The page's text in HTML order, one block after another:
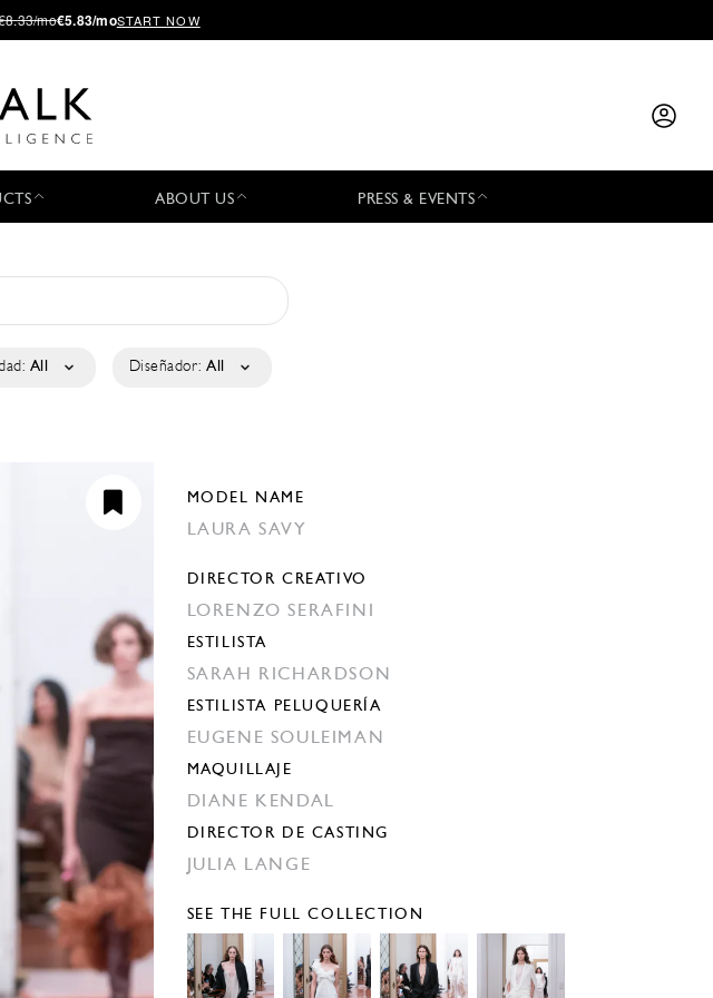
mo€5.83/moSTART NOW
ABOUT US PRESS & EVENTS
All Diseñador: All
MODEL NAME
LAURA SAVY
DIRECTOR CREATIVO
LORENZO SERAFINI
ESTILISTA
SARAH RICHARDSON
ESTILISTA PELUQUERÍA
EUGENE SOULEIMAN
MAQUILLAJE
DIANE KENDAL
DIRECTOR DE CASTING
JULIA LANGE
SEE THE FULL COLLECTION